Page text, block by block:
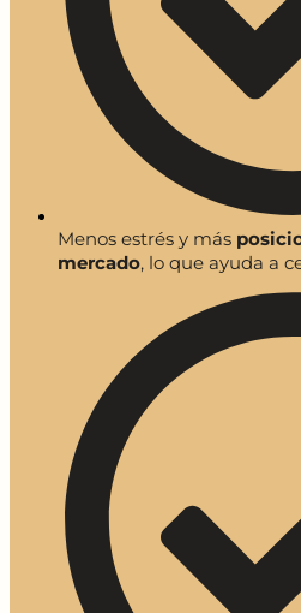
Menos estrés y más
mercado, lo que ayuda a